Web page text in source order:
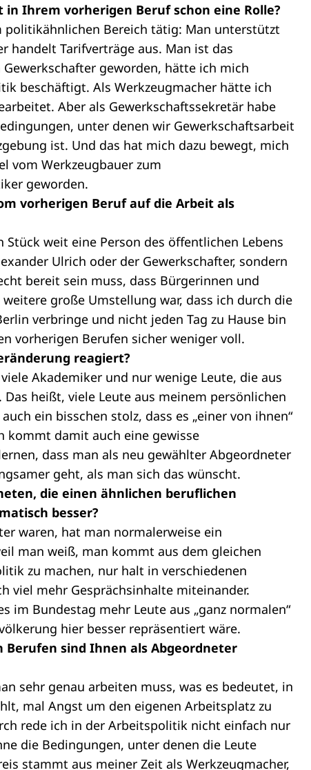
Ihrem vorherigen Beruf schon eine Rolle?
politikähnlichen Bereich tätig: Man unterstützt
handelt Tarifverträge aus. Man ist das
geworden, hätte ich mich
beschäftigt. Als Werkzeugmacher hätte ich
Aber als Gewerkschaftssekretär habe
unter denen wir Gewerkschaftsarbeit
ist. Und das hat mich dazu bewegt, mich
vom Werkzeugbauer zum
geworden.
vorherigen Beruf auf die Arbeit als
weit eine Person des öffentlichen Lebens
Ulrich oder der Gewerkschafter, sondern
bereit sein muss, dass Bürgerinnen und
große Umstellung war, dass ich durch die
verbringe und nicht jeden Tag zu Hause bin
vorherigen Berufen sicher weniger voll.
reagiert?
Akademiker und nur wenige Leute, die aus
heißt, viele Leute aus meinem persönlichen
ein bisschen stolz, dass es „einer von ihnen“
kommt damit auch eine gewisse
dass man als neu gewählter Abgeordneter
geht, als man sich das wünscht.
die einen ähnlichen beruflichen
besser?
waren, hat man normalerweise ein
man weiß, man kommt aus dem gleichen
zu machen, nur halt in verschiedenen
viel mehr Gesprächsinhalte miteinander.
im Bundestag mehr Leute aus „ganz normalen“
hier besser repräsentiert wäre.
sind Ihnen als Abgeordneter
sehr genau arbeiten muss, was es bedeutet, in
mal Angst um den eigenen Arbeitsplatz zu
rede ich in der Arbeitspolitik nicht einfach nur
die Bedingungen, unter denen die Leute
stammt aus meiner Zeit als Werkzeugmacher,